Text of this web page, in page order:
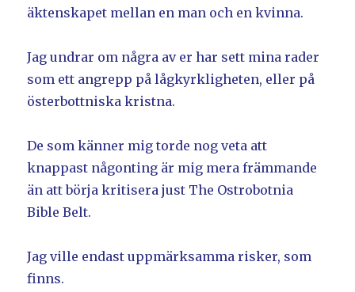
äktenskapet mellan en man och en kvinna.
Jag undrar om några av er har sett mina rader
som ett angrepp på lågkyrkligheten, eller på
österbottniska kristna.
De som känner mig torde nog veta att
knappast någonting är mig mera främmande
än att börja kritisera just The Ostrobotnia
Bible Belt.
Jag ville endast uppmärksamma risker, som
finns.